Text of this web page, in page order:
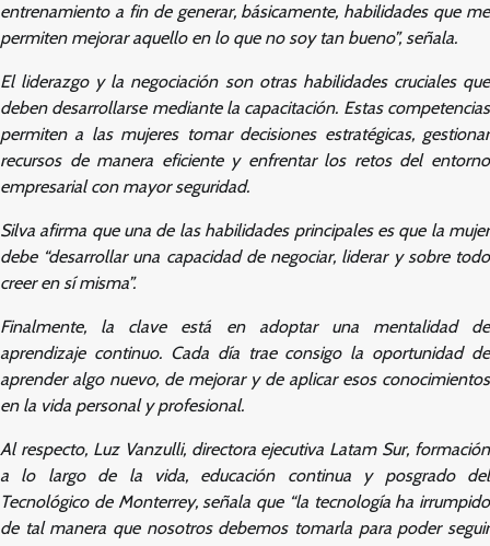
entrenamiento a fin de generar, básicamente, habilidades que me
permiten mejorar aquello en lo que no soy tan bueno”, señala.
El liderazgo y la negociación son otras habilidades cruciales que
deben desarrollarse mediante la capacitación. Estas competencias
permiten a las mujeres tomar decisiones estratégicas, gestionar
recursos de manera eficiente y enfrentar los retos del entorno
empresarial con mayor seguridad.
Silva afirma que una de las habilidades principales es que la mujer
debe “desarrollar una capacidad de negociar, liderar y sobre todo
creer en sí misma”.
Finalmente, la clave está en adoptar una mentalidad de
aprendizaje continuo. Cada día trae consigo la oportunidad de
aprender algo nuevo, de mejorar y de aplicar esos conocimientos
en la vida personal y profesional.
Al respecto, Luz Vanzulli, directora ejecutiva Latam Sur, formación
a lo largo de la vida, educación continua y posgrado del
Tecnológico de Monterrey, señala que “la tecnología ha irrumpido
de tal manera que nosotros debemos tomarla para poder seguir